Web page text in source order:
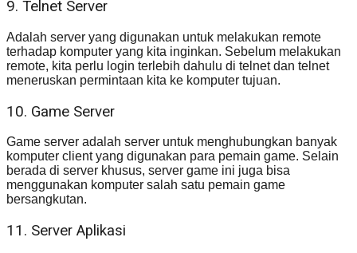
9. Telnet Server
Adalah server yang digunakan untuk melakukan remote
terhadap komputer yang kita inginkan. Sebelum melakukan
remote, kita perlu login terlebih dahulu di telnet dan telnet
meneruskan permintaan kita ke komputer tujuan.
10. Game Server
Game server adalah server untuk menghubungkan banyak
komputer client yang digunakan para pemain game. Selain
berada di server khusus, server game ini juga bisa
menggunakan komputer salah satu pemain game
bersangkutan.
11. Server Aplikasi